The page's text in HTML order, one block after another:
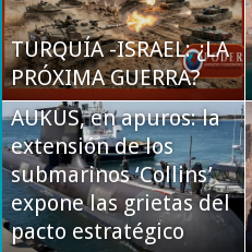
TURQUÍA -ISRAEL: ¿LA
PRÓXIMA GUERRA?
AUKUS, en apuros: la
extensión de los
submarinos ‘Collins’
expone las grietas del
pacto estratégico
autopista secreta que
mantiene vivo al eje
Moscú-Teherán
Ormuz: tregua rota